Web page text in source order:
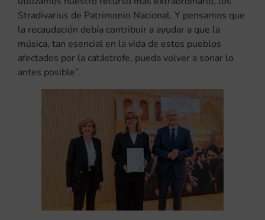
Stradivarius de Patrimonio Nacional. Y pensamos que
la recaudación debía contribuir a ayudar a que la
música, tan esencial en la vida de estos pueblos
afectados por la catástrofe, pueda volver a sonar lo
antes posible”.